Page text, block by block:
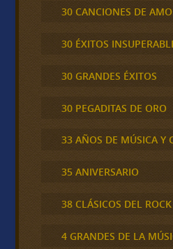
30 CANCIONES DE
30 ÉXITOS
30 GRANDES ÉXITOS
30 PEGADITAS DE ORO
33 AÑOS DE MÚSICA Y
35 ANIVERSARIO
38 CLÁSICOS DEL
4 GRANDES DE LA